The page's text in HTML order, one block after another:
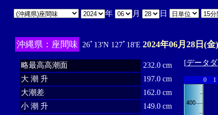
年 月 日
沖縄県：座間味 26ﾟ13'N 127ﾟ18'E 2024年06月28日(金)
略最高高潮面
232.0 cm
大 潮 升
197.0 cm
大潮差
162.0 cm
小 潮 升
149.0 cm
[データ
0 1